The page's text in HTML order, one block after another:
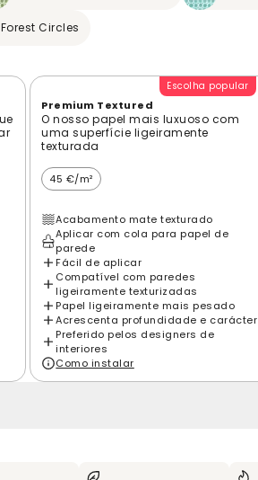
Circles
Escolha popular
Premium Textured
O nosso papel mais luxuoso com
uma superfície ligeiramente
texturada
45 €/m²
Acabamento mate texturado
Aplicar com cola para papel de
parede
Fácil de aplicar
Compatível com paredes
ligeiramente texturizadas
Papel ligeiramente mais pesado
Acrescenta profundidade e carácter
Preferido pelos designers de
interiores
Como instalar